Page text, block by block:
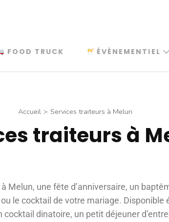
FOOD TRUCK ÉVÈNEMENTIEL
Accueil > Services traiteurs à Melun
traiteurs à
Melun, une fête d’anniversaire, un
le cocktail de votre mariage. Disponible
cocktail dinatoire, un petit déjeuner